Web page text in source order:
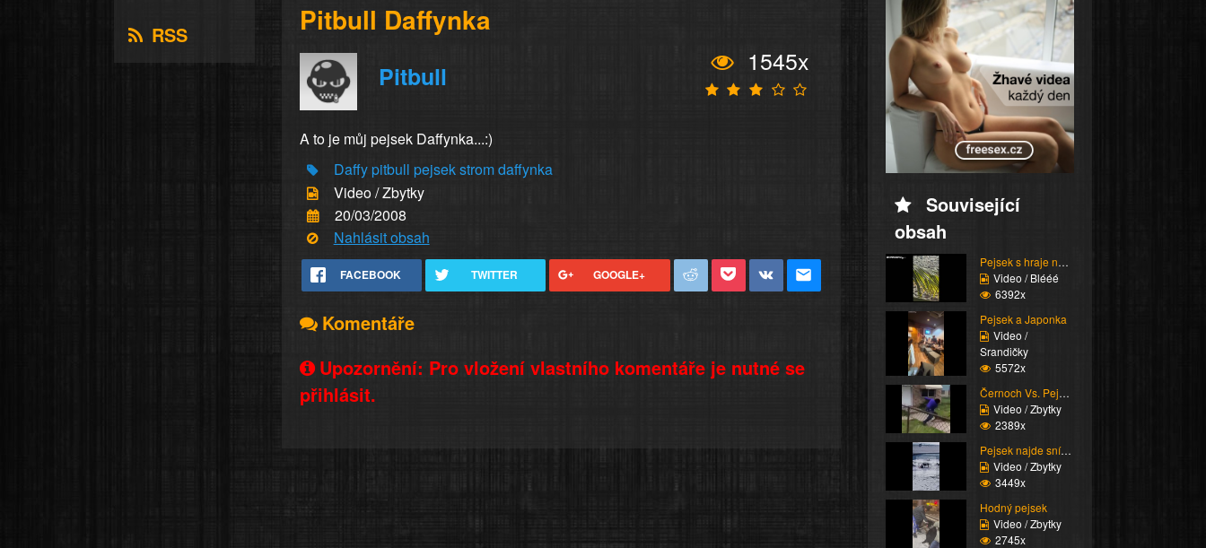
RSS Pitbull Daffynka
Pitbull
1545x
A to je můj pejsek Daffynka...:)
Daffypitbull pejsekstromdaffynka
Video / Zbytky
20/03/2008
Nahlásit obsah
FACEBOOK TWITTER GOOGLE+
Komentáře
Upozornění: Pro vložení vlastního komentáře je nutné se
přihlásit.
Související
obsah
Pejsek s hraje na pláž...
Video / Blééé
6392x
Pejsek a Japonka
Video /
Srandičky
5572x
Černoch Vs. Pejsek
Video / Zbytky
2389x
Pejsek najde snídani
Video / Zbytky
3449x
Hodný pejsek
Video / Zbytky
2745x